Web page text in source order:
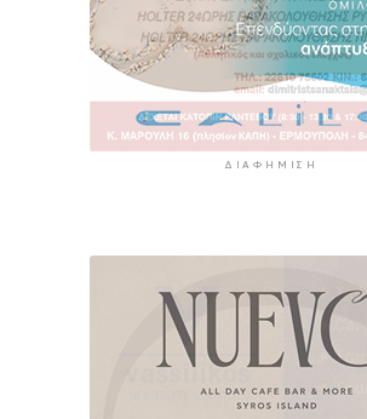
ΔΙΑΦΉΜΙΣΗ